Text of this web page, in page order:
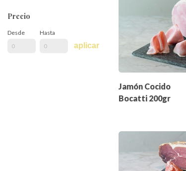
Precio
Desde Hasta
aplicar
Jamón Cocido
Bocatti 200gr